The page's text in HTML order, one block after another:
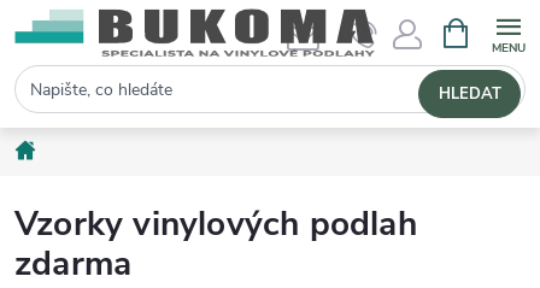
Hledat HLEDAT
Domů
Vzorky vinylových podlah
zdarma